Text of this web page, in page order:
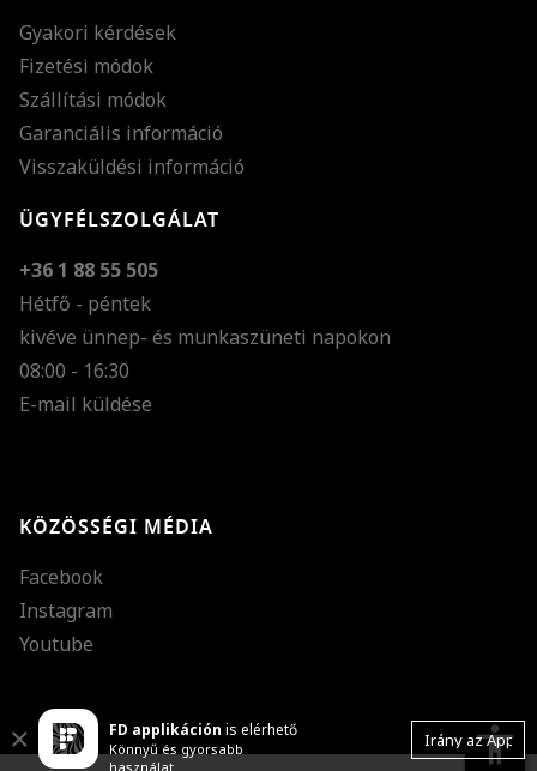
Gyakori kérdések
Fizetési módok
Szállítási módok
Garanciális információ
Visszaküldési információ
ÜGYFÉLSZOLGÁLAT
+36 1 88 55 505
Hétfő - péntek
kivéve ünnep- és munkaszüneti napokon
08:00 - 16:30
E-mail küldése
KÖZÖSSÉGI MÉDIA
Facebook
Instagram
Youtube
FD applikáción is elérhető
Könnyű és gyorsabb
használat
Irány az App
Close accessibility
Nagy kurzor